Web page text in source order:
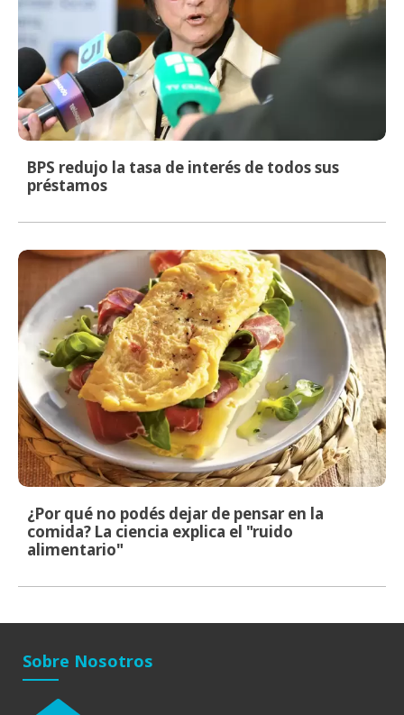
BPS redujo la tasa de interés de todos sus
préstamos
¿Por qué no podés dejar de pensar en la
comida? La ciencia explica el "ruido
alimentario"
Sobre Nosotros